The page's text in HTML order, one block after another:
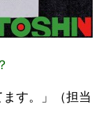
ます。」（担当